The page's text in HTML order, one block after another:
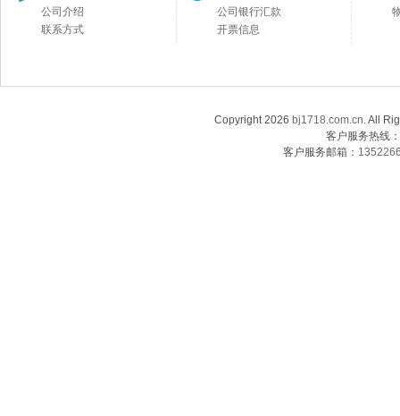
公司介绍
联系方式
公司银行汇款
开票信息
Copyright 2026 bj1718.com.cn. All
客户服务热线
客户服务邮箱：